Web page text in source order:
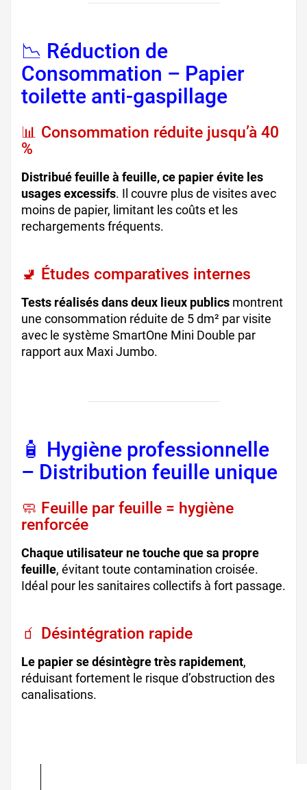
📉 Réduction de
Consommation – Papier
toilette anti-gaspillage
📊 Consommation réduite jusqu’à 40
%
Distribué feuille à feuille, ce papier évite les
usages excessifs. Il couvre plus de visites avec
moins de papier, limitant les coûts et les
rechargements fréquents.
🚽 Études comparatives internes
Tests réalisés dans deux lieux publics montrent
une consommation réduite de 5 dm² par visite
avec le système SmartOne Mini Double par
rapport aux Maxi Jumbo.
🧴 Hygiène professionnelle
– Distribution feuille unique
🧼 Feuille par feuille = hygiène
renforcée
Chaque utilisateur ne touche que sa propre
feuille, évitant toute contamination croisée.
Idéal pour les sanitaires collectifs à fort passage.
🧃 Désintégration rapide
Le papier se désintègre très rapidement,
réduisant fortement le risque d’obstruction des
canalisations.